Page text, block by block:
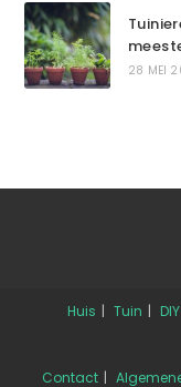
28 MEI
Huis Tuin DIY
Contact